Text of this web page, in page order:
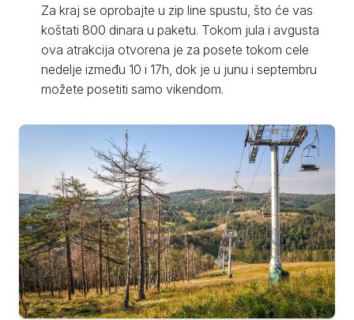
Za kraj se oprobajte u zip line spustu, što će vas
koštati 800 dinara u paketu. Tokom jula i avgusta
ova atrakcija otvorena je za posete tokom cele
nedelje između 10 i 17h, dok je u junu i septembru
možete posetiti samo vikendom.